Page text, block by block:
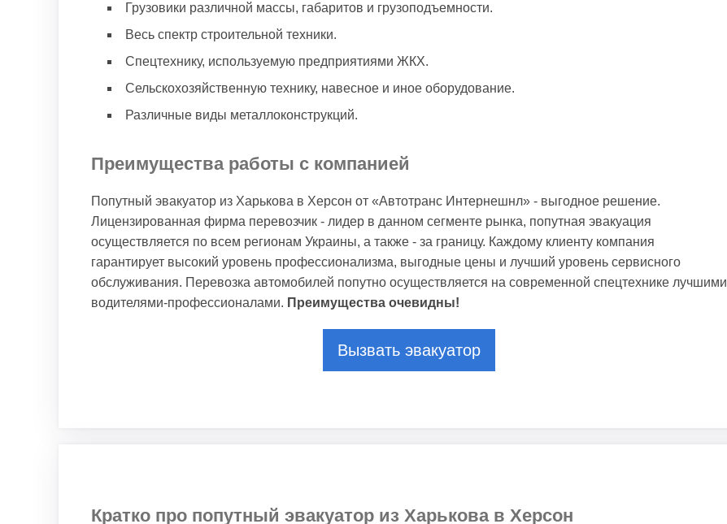
Грузовики различной массы, габаритов и грузоподъемности.
Весь спектр строительной техники.
Спецтехнику, используемую предприятиями ЖКХ.
Сельскохозяйственную технику, навесное и иное оборудование.
Различные виды металлоконструкций.
Преимущества работы с компанией
Попутный эвакуатор из Харькова в Херсон от «Автотранс Интернешнл» - выгодное решение.
Лицензированная фирма перевозчик - лидер в данном сегменте рынка, попутная эвакуация
осуществляется по всем регионам Украины, а также - за границу. Каждому клиенту компания
гарантирует высокий уровень профессионализма, выгодные цены и лучший уровень сервисного
обслуживания. Перевозка автомобилей попутно осуществляется на современной спецтехнике лучшими
водителями-профессионалами. Преимущества очевидны!
Вызвать эвакуатор
Кратко про попутный эвакуатор из Харькова в Херсон